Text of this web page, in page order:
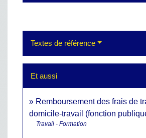
Textes de référence
Et aussi
Remboursement des frais de
domicile-travail (fonction
Travail - Formation